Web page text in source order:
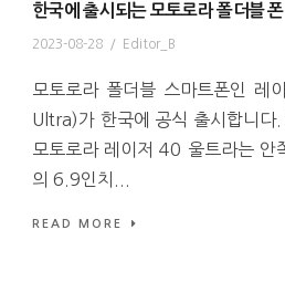
한국에 출시되는 모토로라 폴더블
2023-08-28 / Editor_B
모토로라 폴더블 스마트폰인 레
Ultra)가 한국에 공식 출시합니다
모토로라 레이저 40 울트라는
의 6.9인치...
READ MORE